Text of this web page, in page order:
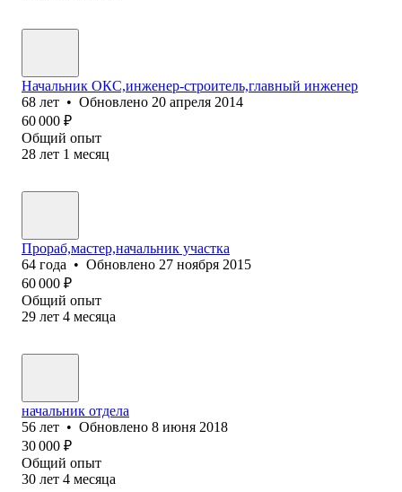
Начальник ОКС,инженер-строитель,главный инженер
68 лет • Обновлено 20 апреля 2014
60 000 ₽
Общий опыт
28 лет 1 месяц
Прораб,мастер,начальник участка
64 года • Обновлено 27 ноября 2015
60 000 ₽
Общий опыт
29 лет 4 месяца
начальник отдела
56 лет • Обновлено 8 июня 2018
30 000 ₽
Общий опыт
30 лет 4 месяца